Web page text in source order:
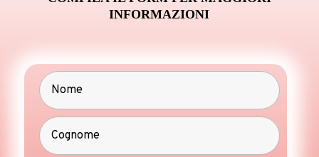
INFORMAZIONI